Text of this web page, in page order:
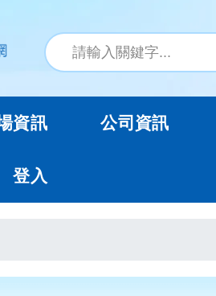
資訊 公司資訊
登入